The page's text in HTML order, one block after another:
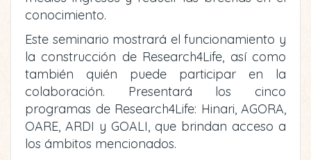
conocimiento.
Este seminario mostrará el funcionamiento y
la construcción de Research4Life, así como
también quién puede participar en la
colaboración. Presentará los cinco
programas de Research4Life: Hinari, AGORA,
OARE, ARDI y GOALI, que brindan acceso a
los ámbitos mencionados.